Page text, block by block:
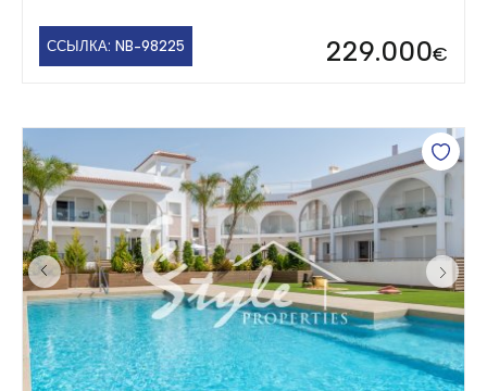
ССЫЛКА: NB-98225 229.000€